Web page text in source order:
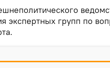
экспертных групп по